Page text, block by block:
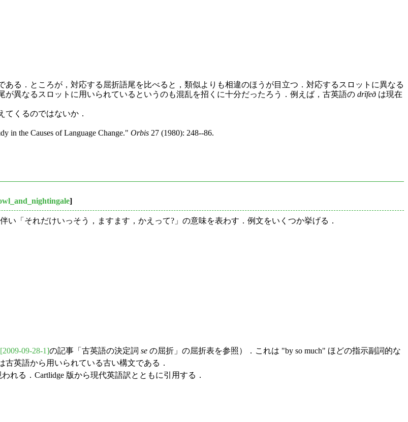
る．ところが，対応する屈折語尾を比べると，類似よりも相違のほうが目立つ．対応するスロットに異なる
異なるスロットに用いられているというのも混乱を招くに十分だったろう．例えば，古英語の drīfeð は現在
くるのではないか．
in the Causes of Language Change." Orbis 27 (1980): 248--86.
]
い「それだけいっそう，ますます，かえって?」の意味を表わす．例文をいくつか挙げる．
[2009-09-28-1]の記事「古英語の決定詞 se の屈折」の屈折表を参照）．これは "by so much" ほどの指示副詞的な
英語から用いられている古い構文である．
れる．Cartlidge 版から現代英語訳とともに引用する．